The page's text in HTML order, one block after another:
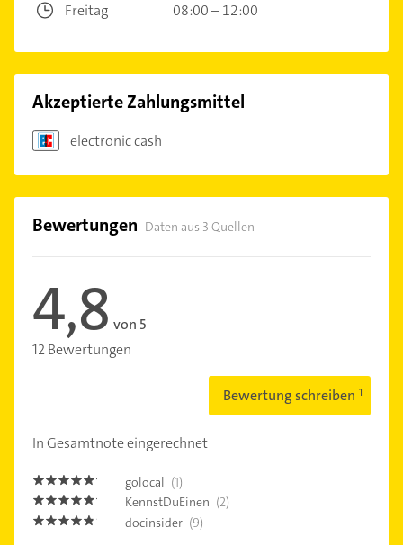
Freitag
08:00 – 12:00
Akzeptierte Zahlungsmittel
electronic cash
Bewertungen Daten aus 3 Quellen
4,8 von 5
12 Bewertungen
Bewertung schreiben
In Gesamtnote eingerechnet
5.0 golocal (1)
5.0 KennstDuEinen (2)
4.7000003 docinsider (9)